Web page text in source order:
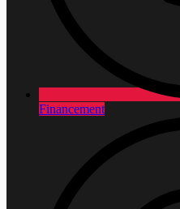
Financement